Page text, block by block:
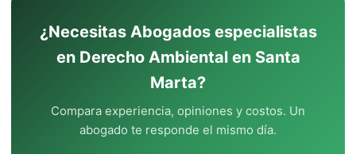
¿Necesitas Abogados especialistas
en Derecho Ambiental en Santa
Marta?
Compara experiencia, opiniones y costos. Un
abogado te responde el mismo día.